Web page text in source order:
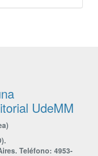
UdeMM
Teléfono: 4953-